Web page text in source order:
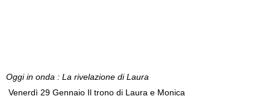
Oggi in onda : La rivelazione di Laura
Venerdì 29 Gennaio Il trono di Laura e Monica